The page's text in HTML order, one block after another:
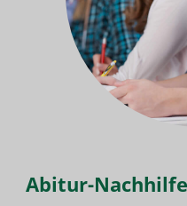
Abitur-